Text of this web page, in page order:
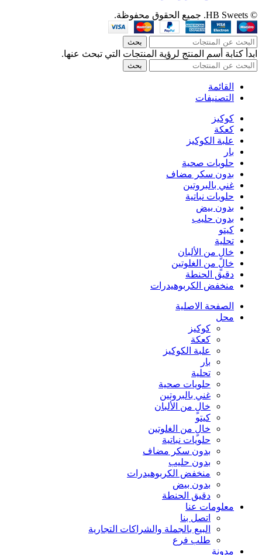
© HB Sweets. جميع الحقوق محفوظة.
بحث
ابدأ كتابة أسم المنتج لرؤية المنتجات التي تبحث عنها.
بحث
القائمة
التصنيفات
كوكيز
كعكة
علبة الكوكيز
بار
حلويات صحية
بدون سكر مضاف
غني بالبروتين
حلويات نباتية
بدون بيض
بدون حليب
كيتو
تحلية
خالٍ من الألبان
خالٍ من الغلوتين
دقيق الحنطة
منخفض الكربوهيدرات
الصفحة الاصلية
محل
كوكيز
كعكة
علبة الكوكيز
بار
تحلية
حلويات صحية
غني بالبروتين
خالٍ من الألبان
كيتو
خالٍ من الغلوتين
حلويات نباتية
بدون سكر مضاف
بدون حليب
منخفض الكربوهيدرات
بدون بيض
دقيق الحنطة
معلومات عنا
اتصل بنا
البيع بالجملة والشراكات التجارية
طلب فرع
مدونة